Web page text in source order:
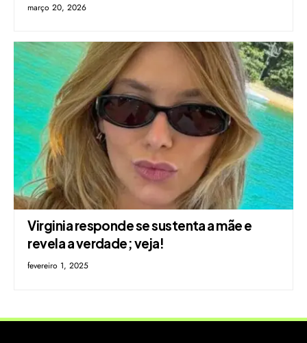
março 20, 2026
Virginia responde se sustenta a mãe e
revela a verdade; veja!
fevereiro 1, 2025